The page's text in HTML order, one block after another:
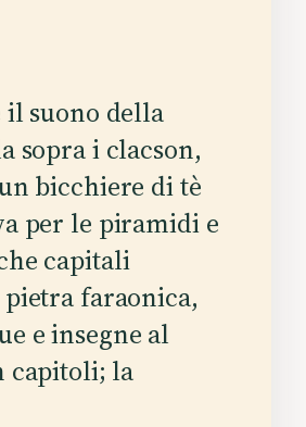
il suono della
sopra i clacson,
bicchiere di tè
per le piramidi e
capitali
faraonica,
e insegne al
capitoli; la